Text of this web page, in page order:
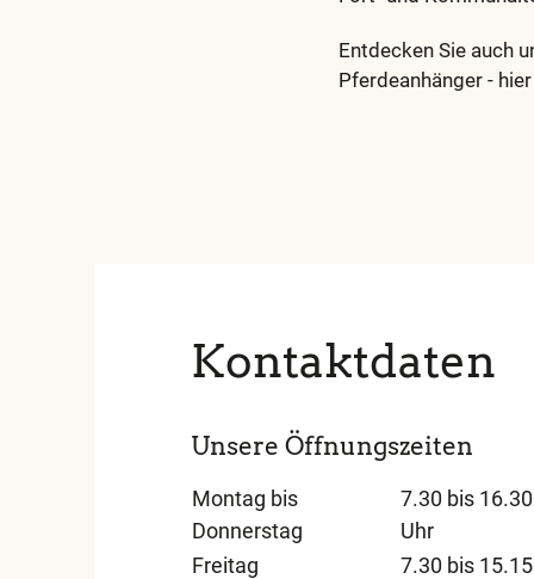
Entdecken Sie auch
Pferdeanhänger -
Sie
in
Glossar
Kontaktdaten
Unsere Öffnungszeiten
Montag bis
Donnerstag
7.30 bis 16.30
Uhr
Freitag
7.30 bis 15.15